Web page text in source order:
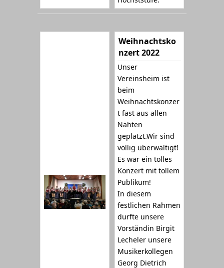
Weihnachtsko
nzert 2022
Unser
Vereinsheim ist
beim
Weihnachtskonzer
t fast aus allen
Nähten
geplatzt.Wir sind
völlig überwältigt!
Es war ein tolles
Konzert mit tollem
Publikum!
In diesem
festlichen Rahmen
durfte unsere
Vorständin Birgit
Lecheler unsere
Musikerkollegen
Georg Dietrich